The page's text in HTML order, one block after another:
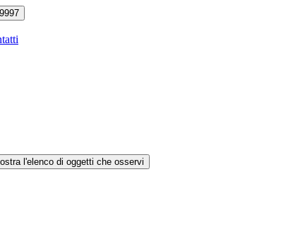
l'elenco di oggetti che osservi